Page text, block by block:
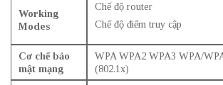
Working
Modes
Chế độ router
Chế độ điểm truy cập
Cơ chế bảo
mật mạng
WPA WPA2 WPA3 WPA/
(802.1x)